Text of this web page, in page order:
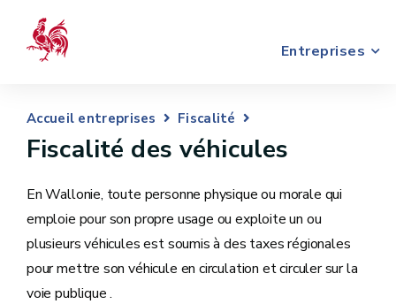
Entreprises
Accueil entreprises Fiscalité
Fiscalité des véhicules
En Wallonie, toute personne physique ou morale qui
emploie pour son propre usage ou exploite un ou
plusieurs véhicules est soumis à des taxes régionales
pour mettre son véhicule en circulation et circuler sur la
voie publique .